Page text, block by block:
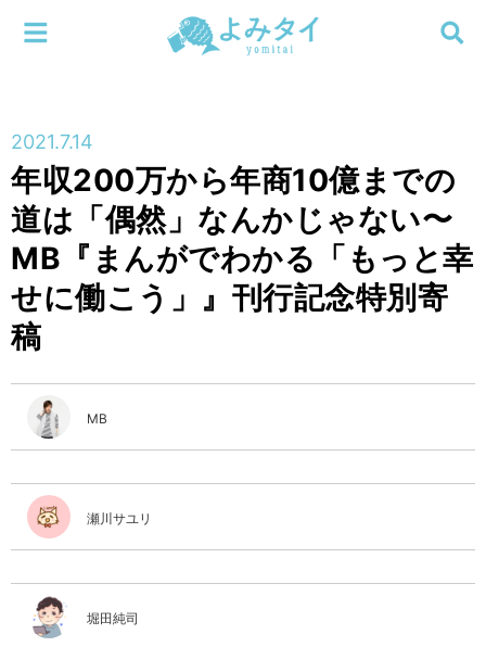
連載
新刊
検索する
メニューを閉じる
2021.7.14
年収200万から年商10億までの
道は「偶然」なんかじゃない〜
MB『まんがでわかる「もっと幸
せに働こう」』刊行記念特別寄
稿
MB
瀬川サユリ
堀田純司